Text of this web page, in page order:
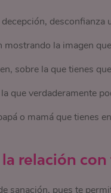
la imagen
sobre la que tienes
que verdaderamente
o mamá que tienes
relación con
sanación, pues te